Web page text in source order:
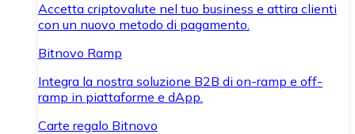
Accetta criptovalute nel tuo business e attira clienti
con un nuovo metodo di pagamento.
Bitnovo Ramp
Integra la nostra soluzione B2B di on-ramp e off-
ramp in piattaforme e dApp.
Carte regalo Bitnovo